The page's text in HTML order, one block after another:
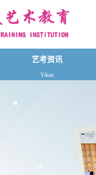
艺考资讯
Yikao